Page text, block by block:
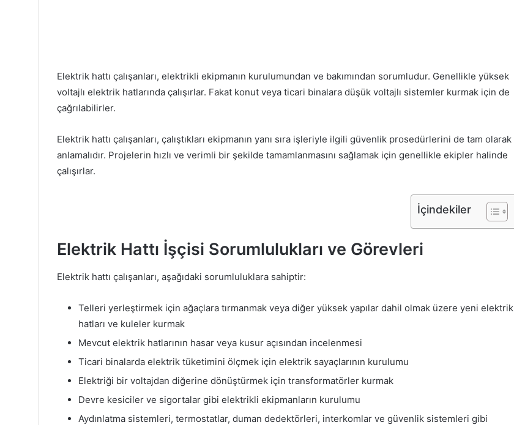
Elektrik hattı çalışanları, elektrikli ekipmanın kurulumundan ve bakımından sorumludur. Genellikle yüksek
voltajlı elektrik hatlarında çalışırlar. Fakat konut veya ticari binalara düşük voltajlı sistemler kurmak için de
çağrılabilirler.
Elektrik hattı çalışanları, çalıştıkları ekipmanın yanı sıra işleriyle ilgili güvenlik prosedürlerini de tam olarak
anlamalıdır. Projelerin hızlı ve verimli bir şekilde tamamlanmasını sağlamak için genellikle ekipler halinde
çalışırlar.
İçindekiler
Elektrik Hattı İşçisi Sorumlulukları ve Görevleri
Elektrik hattı çalışanları, aşağıdaki sorumluluklara sahiptir:
Telleri yerleştirmek için ağaçlara tırmanmak veya diğer yüksek yapılar dahil olmak üzere yeni elektrik
hatları ve kuleler kurmak
Mevcut elektrik hatlarının hasar veya kusur açısından incelenmesi
Ticari binalarda elektrik tüketimini ölçmek için elektrik sayaçlarının kurulumu
Elektriği bir voltajdan diğerine dönüştürmek için transformatörler kurmak
Devre kesiciler ve sigortalar gibi elektrikli ekipmanların kurulumu
Aydınlatma sistemleri, termostatlar, duman dedektörleri, interkomlar ve güvenlik sistemleri gibi